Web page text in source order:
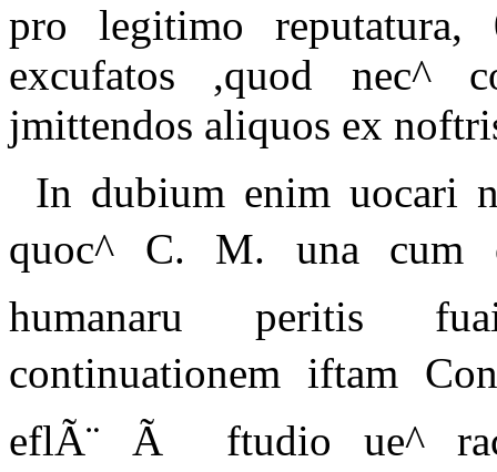
pro legitimo reputatura,
excufatos ,quod nec^
jmittendos aliquos ex
In dubium enim uocari
quoc^ C. M. una cum
humanaru peritis
continuationem iftam
eflÃ¨ Ã ftudio ue^